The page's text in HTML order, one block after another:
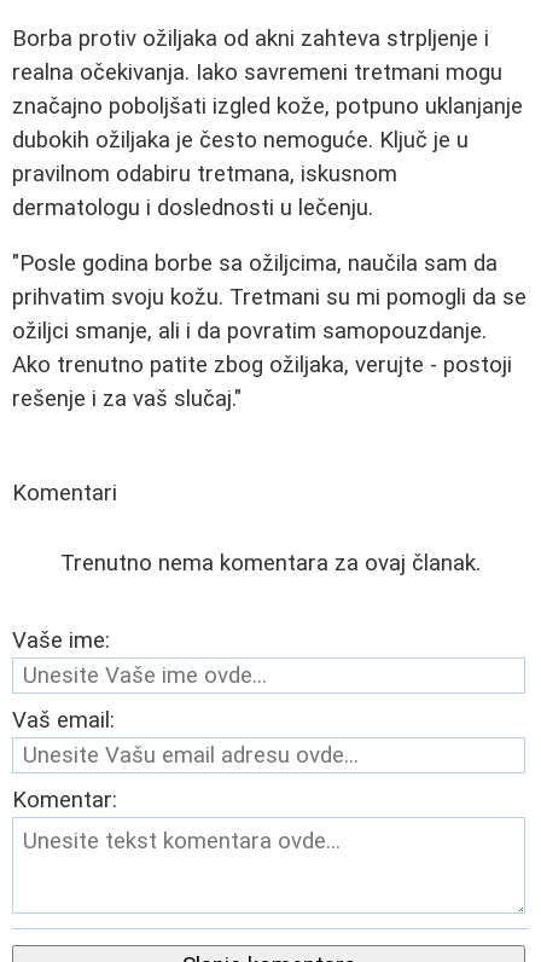
Borba protiv ožiljaka od akni zahteva strpljenje i
realna očekivanja. Iako savremeni tretmani mogu
značajno poboljšati izgled kože, potpuno uklanjanje
dubokih ožiljaka je često nemoguće. Ključ je u
pravilnom odabiru tretmana, iskusnom
dermatologu i doslednosti u lečenju.
"Posle godina borbe sa ožiljcima, naučila sam da
prihvatim svoju kožu. Tretmani su mi pomogli da se
ožiljci smanje, ali i da povratim samopouzdanje.
Ako trenutno patite zbog ožiljaka, verujte - postoji
rešenje i za vaš slučaj."
Komentari
Trenutno nema komentara za ovaj članak.
Vaše ime:
Vaš email:
Komentar: